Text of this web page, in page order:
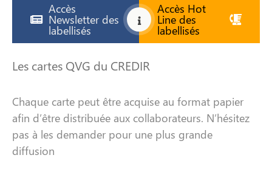
Accès
Newsletter des
labellisés
Accès Hot
Line des
labellisés
Les cartes QVG du CREDIR
Chaque carte peut être acquise au format papier
afin d’être distribuée aux collaborateurs. N’hésitez
pas à les demander pour une plus grande
diffusion